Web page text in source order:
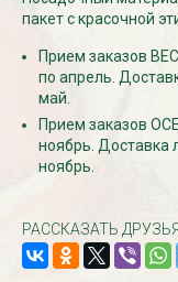
Скидки 15% !!! При
товаров на сумму от
16 марта по 31
пакет с красочной
Прием заказов
по апрель.
май.
Прием заказов
ноябрь. Доставка
ноябрь.
РАССКАЗАТЬ